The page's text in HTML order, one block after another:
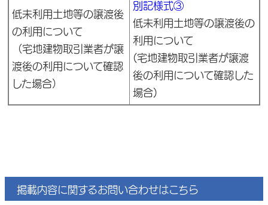
低未利用土地等の譲渡後
の利用について
（宅地建物取引業者が譲
渡後の利用について確認
した場合）
別記様式③
低未利用土地等の譲渡後の
利用について
(宅地建物取引業者が譲渡
後の利用について確認した
場合)
掲載内容に関するお問い合わせはこちら